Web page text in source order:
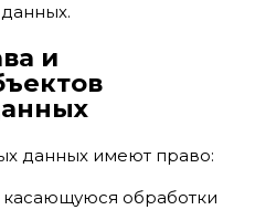
и
данных имеют право:
обработки